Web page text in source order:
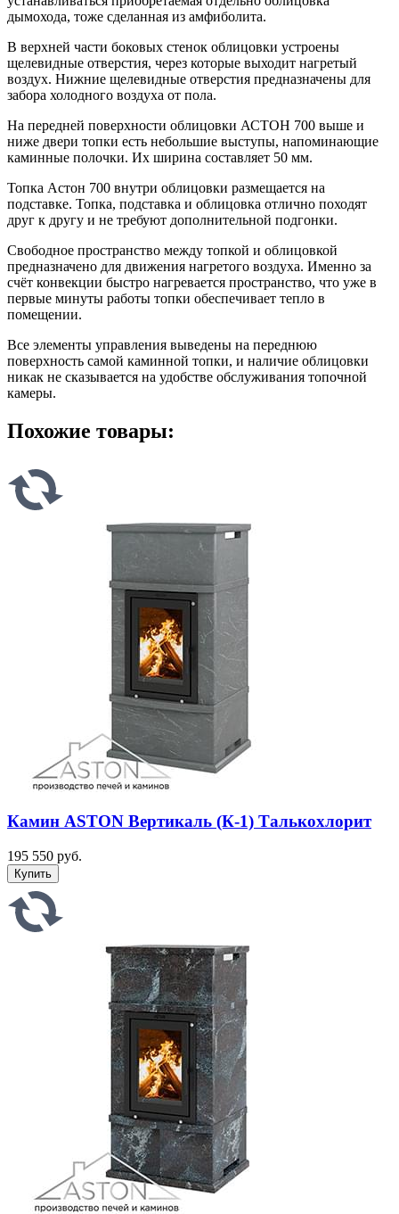
дымохода, тоже сделанная из амфиболита.
В верхней части боковых стенок облицовки устроены
щелевидные отверстия, через которые выходит нагретый
воздух. Нижние щелевидные отверстия предназначены для
забора холодного воздуха от пола.
На передней поверхности облицовки АСТОН 700 выше и
ниже двери топки есть небольшие выступы, напоминающие
каминные полочки. Их ширина составляет 50 мм.
Топка Астон 700 внутри облицовки размещается на
подставке. Топка, подставка и облицовка отлично походят
друг к другу и не требуют дополнительной подгонки.
Свободное пространство между топкой и облицовкой
предназначено для движения нагретого воздуха. Именно за
счёт конвекции быстро нагревается пространство, что уже в
первые минуты работы топки обеспечивает тепло в
помещении.
Все элементы управления выведены на переднюю
поверхность самой каминной топки, и наличие облицовки
никак не сказывается на удобстве обслуживания топочной
камеры.
Похожие товары:
Камин ASTON Вертикаль (К-1) Талькохлорит
195 550 руб.